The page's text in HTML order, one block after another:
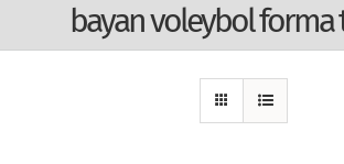
bayan voleybol forma